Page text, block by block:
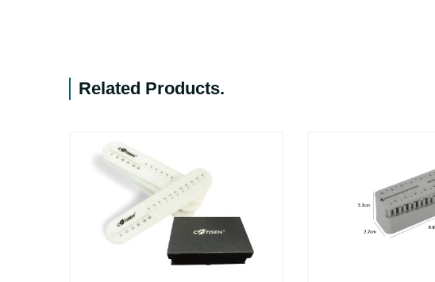
Related Products.